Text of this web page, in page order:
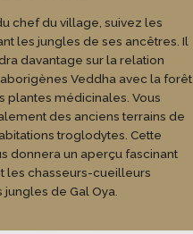
chef du village, suivez les
les jungles de ses ancêtres. Il
davantage sur la relation
Veddha avec la forêt
plantes médicinales. Vous
des anciens terrains de
troglodytes. Cette
donnera un aperçu fascinant
les chasseurs-cueilleurs
de Gal Oya.